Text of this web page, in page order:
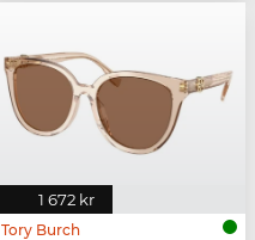
1 672 kr
Tory Burch